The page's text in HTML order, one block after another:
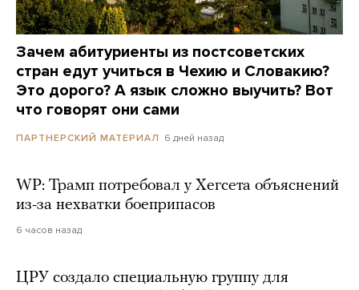
Зачем абитуриенты из постсоветских
стран едут учиться в Чехию и Словакию?
Это дорого? А язык сложно выучить? Вот
что говорят они сами
ПАРТНЕРСКИЙ МАТЕРИАЛ 6 дней назад
WP: Трамп потребовал у Хегсета объяснений
из-за нехватки боеприпасов
6 часов назад
ЦРУ создало специальную группу для